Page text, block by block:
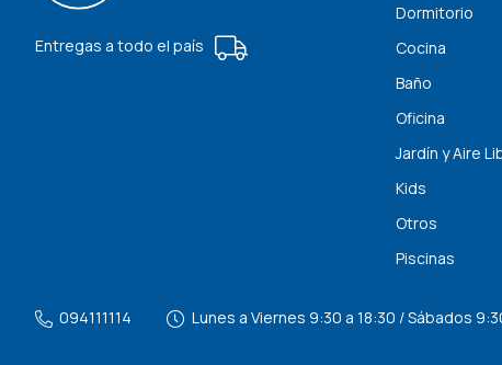
Entregas a todo el país
Dormitorio
Cocina
Baño
Oficina
Jardín y Aire
Kids
Otros
Piscinas
094111114 Lunes a Viernes 9:30 a 18:30 / Sábados